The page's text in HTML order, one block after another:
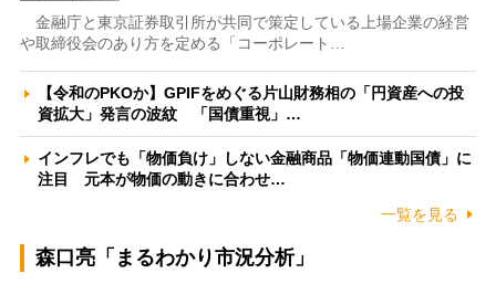
金融庁と東京証券取引所が共同で策定している上場企業の経営
や取締役会のあり方を定める「コーポレート…
【令和のPKOか】GPIFをめぐる片山財務相の「円資産への投
資拡大」発言の波紋 「国債重視」…
インフレでも「物価負け」しない金融商品「物価連動国債」に
注目 元本が物価の動きに合わせ…
一覧を見る
森口亮「まるわかり市況分析」